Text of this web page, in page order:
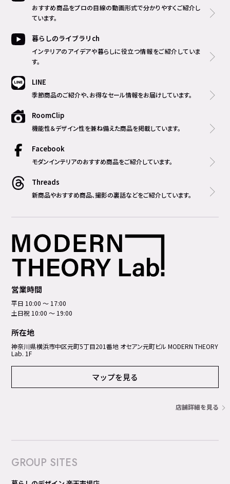
おすすめ商品をプロの目線の動画形式で分かりやすくご紹介し
ています。
暮らしのライブラリch
インテリアのアイデアや暮らしに役立つ情報をご紹介していま
す。
LINE
季節商品のご紹介や、お得なセール情報をお届けしています。
RoomClip
機能性＆デザイン性を兼ね備えた商品を掲載しています。
Facebook
モダンインテリアのおすすめ商品をご紹介しています。
Threads
新商品やおすすめ商品、撮影の裏話などをご紹介しています。
営業時間
平日 10:00 ～ 17:00
土日祝 10:00 ～ 19:00
所在地
神奈川県横浜市中区元町5丁⽬201番地 オセアン元町ビル MODERN THEORY
Lab. 1F
マップを見る
店舗詳細を見る
GROUP SITES